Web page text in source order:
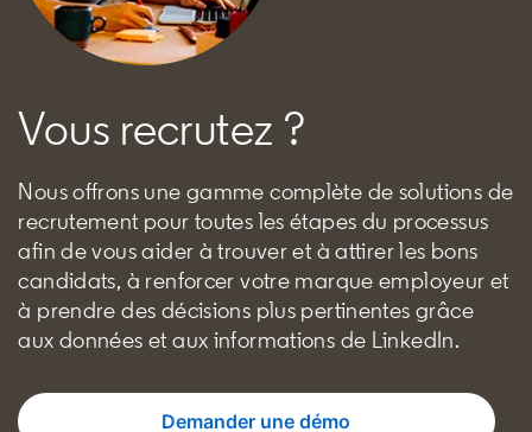
Vous recrutez ?
Nous offrons une gamme complète de solutions de
recrutement pour toutes les étapes du processus
afin de vous aider à trouver et à attirer les bons
candidats, à renforcer votre marque employeur et
à prendre des décisions plus pertinentes grâce
aux données et aux informations de LinkedIn.
Demander une démo